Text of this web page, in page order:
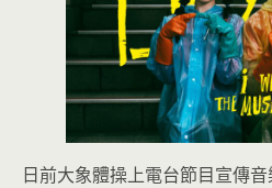
日前大象體操上電台節目宣傳